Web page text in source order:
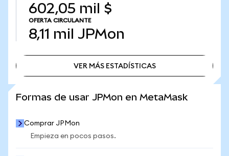
602,05 mil $
OFERTA CIRCULANTE
8,11 mil JPMon
VER MÁS ESTADÍSTICAS
Formas de usar JPMon en MetaMask
Comprar JPMon
Empieza en pocos pasos.